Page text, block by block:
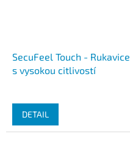
SecuFeel Touch - Rukavice
s vysokou citlivostí
DETAIL